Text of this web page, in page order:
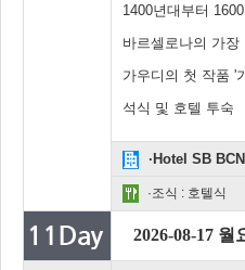
1400년대부터
바르셀로나의 가장
가우디의 첫 작품 '
석식 및 호텔 투숙
·Hotel SB
·조식 : 호텔식
2026-08-17 월